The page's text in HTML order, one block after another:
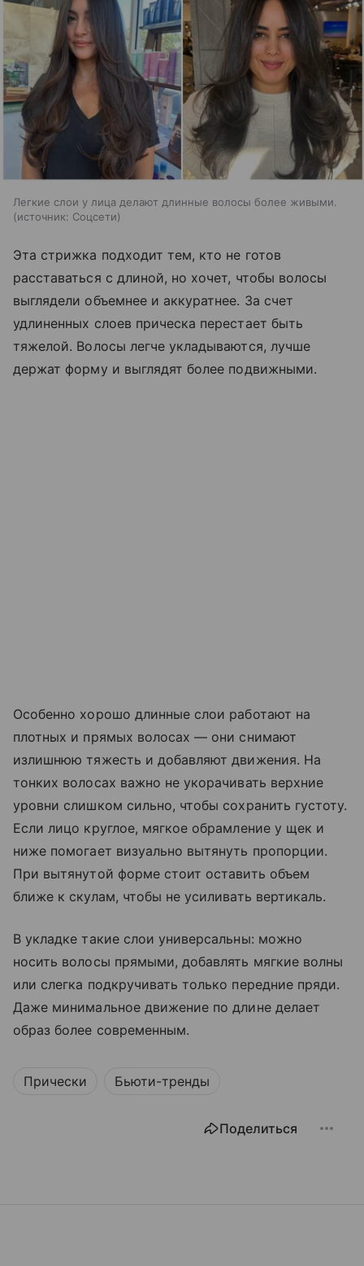
Легкие слои у лица делают длинные волосы более живыми.
источник: Соцсети
Эта стрижка подходит тем, кто не готов
расставаться с длиной, но хочет, чтобы волосы
выглядели объемнее и аккуратнее. За счет
удлиненных слоев прическа перестает быть
тяжелой. Волосы легче укладываются, лучше
держат форму и выглядят более подвижными.
Особенно хорошо длинные слои работают на
плотных и прямых волосах — они снимают
излишнюю тяжесть и добавляют движения. На
тонких волосах важно не укорачивать верхние
уровни слишком сильно, чтобы сохранить густоту.
Если лицо круглое, мягкое обрамление у щек и
ниже помогает визуально вытянуть пропорции.
При вытянутой форме стоит оставить объем
ближе к скулам, чтобы не усиливать вертикаль.
В укладке такие слои универсальны: можно
носить волосы прямыми, добавлять мягкие волны
или слегка подкручивать только передние пряди.
Даже минимальное движение по длине делает
образ более современным.
Прически Бьюти-тренды
Поделиться